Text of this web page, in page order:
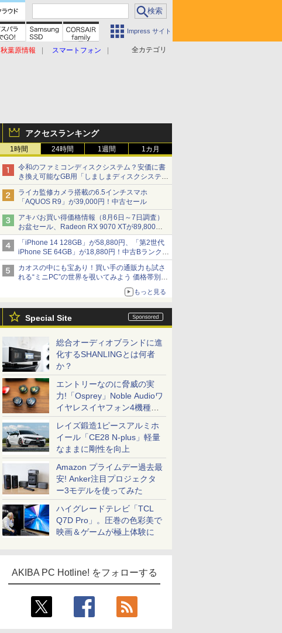
Impress サイト
全カテゴリ
秋葉原情報
スマートフォン
アクセスランキング
1時間 24時間 1週間 1カ月
令和のファミコンディスクシステム？安価に書
き換え可能なGB用「しましまディスクシステ
ム」
ライカ監修カメラ搭載の6.5インチスマホ
「AQUOS R9」が39,000円！中古セール
アキバお買い得価格情報（8月6日～7日調査）
お盆セール、Radeon RX 9070 XTが89,800
円、水平周波数24.8kHz対応の17型モニターが
9,801円、暑さ指数連動セール ほか
「iPhone 14 128GB」が58,880円、「第2世代
iPhone SE 64GB」が18,880円！中古Bランク品
セール
カオスの中にも宝あり！買い手の通販力も試さ
れる“ミニPC”の世界を覗いてみよう 価格帯別に
仕様や特徴を整理、11製品をピックアップ text
もっと見る
Special Site
総合オーディオブランドに進
化するSHANLINGとは何者
か？
エントリーなのに脅威の実
力!「Osprey」Noble Audioワ
イヤレスイヤフォン4機種を
一気に聴く
レイズ鍛造1ピースアルミホ
イール「CE28 N-plus」軽量
なままに剛性を向上
Amazon プライムデー過去最
安! Anker注目プロジェクタ
ー3モデルを使ってみた
ハイグレードテレビ「TCL
Q7D Pro」。圧巻の色彩美で
映画＆ゲームが極上体験に
AKIBA PC Hotline! をフォローする